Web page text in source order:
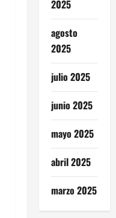
2025
agosto
2025
julio 2025
junio 2025
mayo 2025
abril 2025
marzo 2025